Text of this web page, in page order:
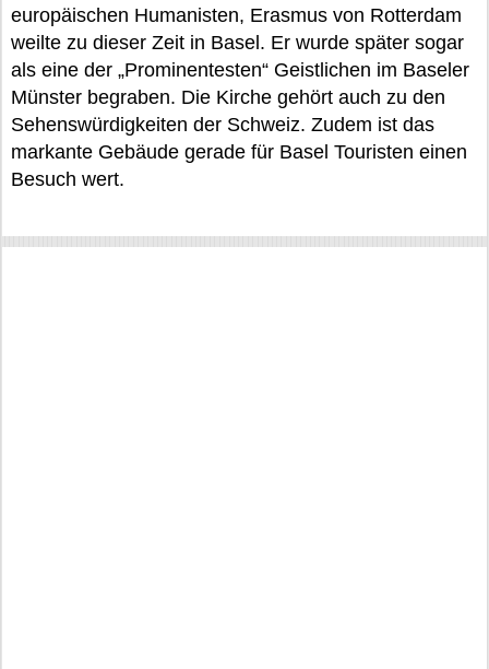
europäischen Humanisten, Erasmus von Rotterdam
weilte zu dieser Zeit in Basel. Er wurde später sogar
als eine der „Prominentesten“ Geistlichen im Baseler
Münster begraben. Die Kirche gehört auch zu den
Sehenswürdigkeiten der Schweiz. Zudem ist das
markante Gebäude gerade für Basel Touristen einen
Besuch wert.